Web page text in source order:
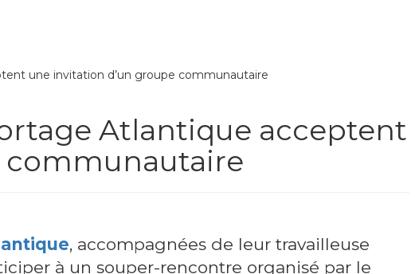
une invitation d’un groupe communautaire
Atlantique acceptent
communautaire
, accompagnées de leur travailleuse
à un souper-rencontre organisé par le